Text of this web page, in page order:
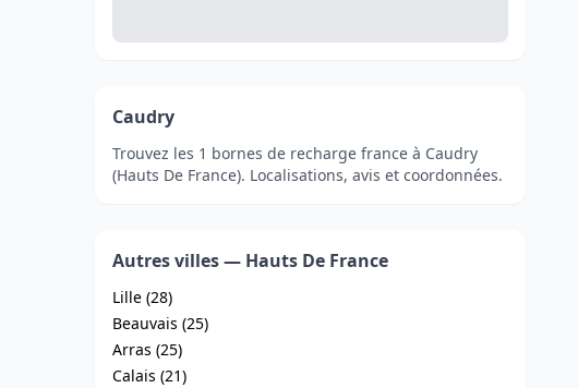
Caudry
Trouvez les 1 bornes de recharge france à Caudry
(Hauts De France). Localisations, avis et coordonnées.
Autres villes — Hauts De France
Lille (28)
Beauvais (25)
Arras (25)
Calais (21)